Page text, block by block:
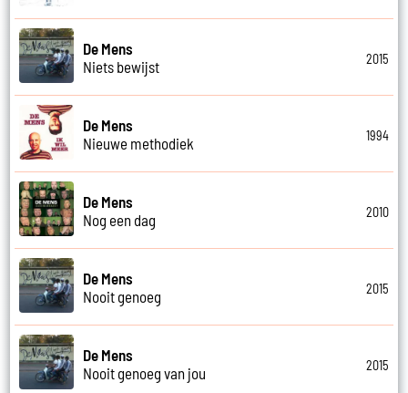
De Mens
Niets bewijst
2015
De Mens
Nieuwe methodiek
1994
De Mens
Nog een dag
2010
De Mens
Nooit genoeg
2015
De Mens
Nooit genoeg van jou
2015